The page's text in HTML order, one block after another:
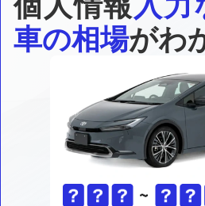
個人情報入力
車の相場がわ